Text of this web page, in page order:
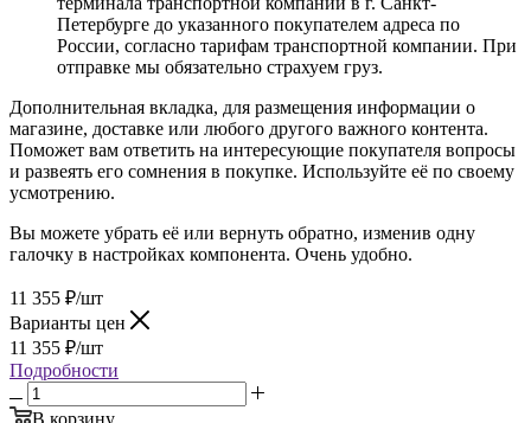
Петербурге до указанного покупателем адреса по
России, согласно тарифам транспортной компании. При
отправке мы обязательно страхуем груз.
Дополнительная вкладка, для размещения информации о
магазине, доставке или любого другого важного контента.
Поможет вам ответить на интересующие покупателя вопросы
и развеять его сомнения в покупке. Используйте её по своему
усмотрению.
Вы можете убрать её или вернуть обратно, изменив одну
галочку в настройках компонента. Очень удобно.
11 355 ₽/шт
Варианты цен
11 355 ₽/шт
Подробности
В корзину